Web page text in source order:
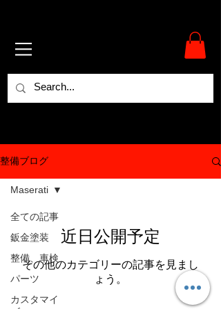
整備ブログ
全ての記事
鈑金塗装
整備、車検
パーツ
カスタマイ
Maserati
近日公開予定
その他のカテゴリーの記事を見まし
ょう。